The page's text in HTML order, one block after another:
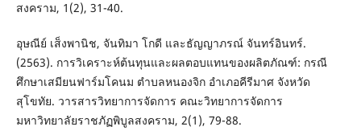
สงคราม, 1(2), 31-40.
อุษณีย์ เส็งพานิช, จันทิมา โกดี และธัญญาภรณ์ จันทร์อินทร์.
(2563). การวิเคราะห์ต้นทุนและผลตอบแทนของผลิตภัณฑ์: กรณี
ศึกษาเสมียนฟาร์มโคนม ตำบลหนองจิก อำเภอคีรีมาศ จังหวัด
สุโขทัย. วารสารวิทยาการจัดการ คณะวิทยาการจัดการ
มหาวิทยาลัยราชภัฏพิบูลสงคราม, 2(1), 79-88.